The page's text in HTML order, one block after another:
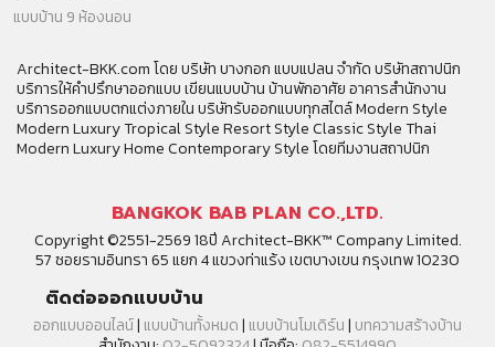
แบบบ้าน 9 ห้องนอน
Architect-BKK.com โดย บริษัท บางกอก แบบแปลน จำกัด บริษัทสถาปนิก
บริการให้คำปรึกษาออกแบบ เขียนแบบบ้าน บ้านพักอาศัย อาคารสำนักงาน
บริการออกแบบตกแต่งภายใน บริษัทรับออกแบบทุกสไตล์ Modern Style
Modern Luxury Tropical Style Resort Style Classic Style Thai
Modern Luxury Home Contemporary Style โดยทีมงานสถาปนิก
BANGKOK BAB PLAN CO.,LTD.
Copyright ©2551-2569 18ปี Architect-BKK™ Company Limited.
57 ซอยรามอินทรา 65 แยก 4 แขวงท่าแร้ง เขตบางเขน กรุงเทพ 10230
ติดต่อออกแบบบ้าน
ออกแบบออนไลน์| แบบบ้านทั้งหมด| แบบบ้านโมเดิร์น| บทความสร้างบ้าน